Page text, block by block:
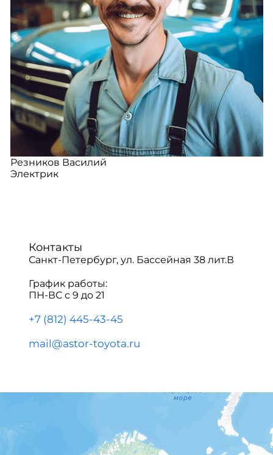
Резников Василий
Электрик
Контакты
Санкт-Петербург, ул. Бассейная 38 лит.В
График работы:
ПН-ВС с 9 до 21
+7 (812) 445-43-45
mail@astor-toyota.ru